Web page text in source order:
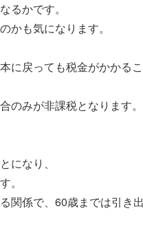
るかです。
かも気になります。
に戻っても税金がかかる
のみが非課税となります。
になり、
。
関係で、60歳までは引き